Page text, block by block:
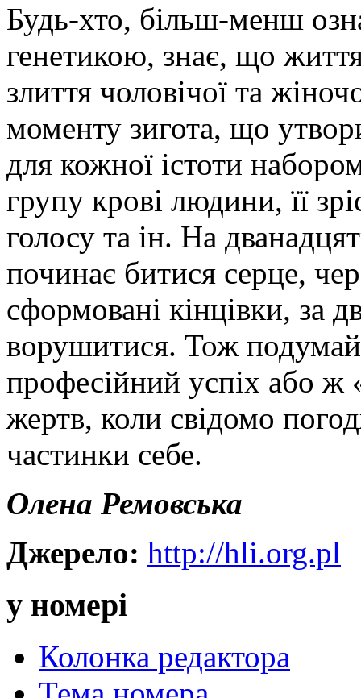
Будь-хто, більш-менш
генетикою, знає, що
злиття чоловічої та
моменту зигота, що
для кожної істоти
групу крові людини, її
голосу та ін. На
починає битися серце,
сформовані кінцівки, за
ворушитися. Тож
професійний успіх або ж
жертв, коли свідомо
частинки себе.
Олена Ремовська
Джерело: http://hli.org.pl
у номері
Колонка редактора